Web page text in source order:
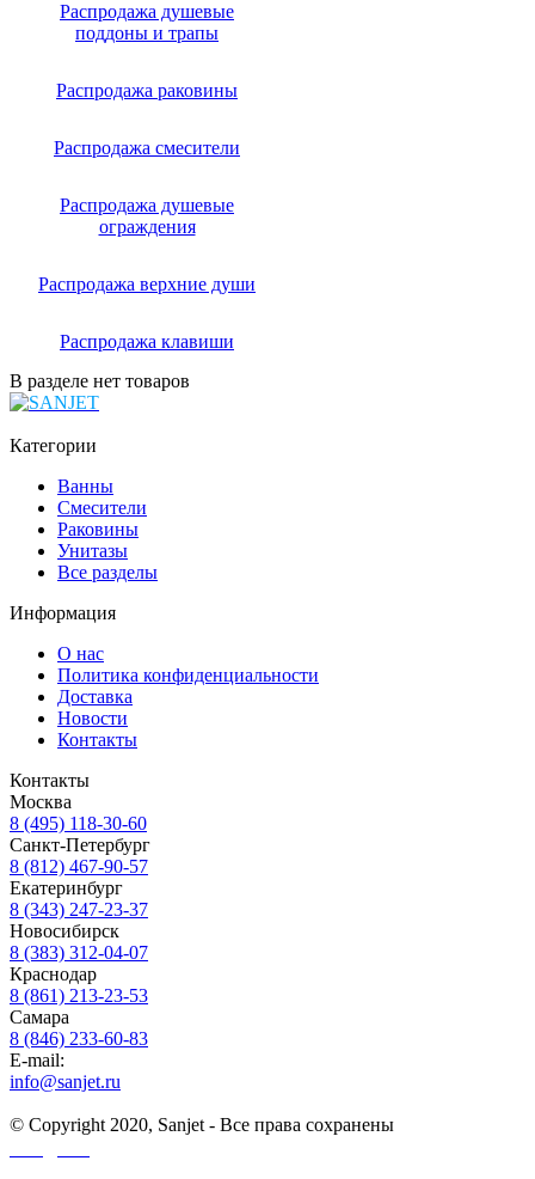
Распродажа душевые
поддоны и трапы
Распродажа раковины
Распродажа смесители
Распродажа душевые
ограждения
Распродажа верхние души
Распродажа клавиши
В разделе нет товаров
Категории
Ванны
Смесители
Раковины
Унитазы
Все разделы
Информация
О нас
Политика конфиденциальности
Доставка
Новости
Контакты
Контакты
Москва
8 (495) 118-30-60
Санкт-Петербург
8 (812) 467-90-57
Екатеринбург
8 (343) 247-23-37
Новосибирск
8 (383) 312-04-07
Краснодар
8 (861) 213-23-53
Самара
8 (846) 233-60-83
E-mail:
info@sanjet.ru
© Copyright 2020, Sanjet - Все права сохранены